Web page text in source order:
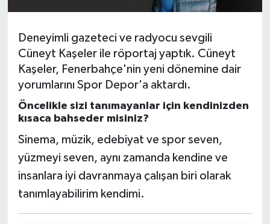
Deneyimli gazeteci ve radyocu sevgili
Cüneyt Kaşeler ile röportaj yaptık. Cüneyt
Kaşeler, Fenerbahçe'nin yeni dönemine dair
yorumlarını Spor Depor'a aktardı.
Öncelikle sizi tanımayanlar için kendinizden
kısaca bahseder misiniz?
Sinema, müzik, edebiyat ve spor seven,
yüzmeyi seven, aynı zamanda kendine ve
insanlara iyi davranmaya çalışan biri olarak
tanımlayabilirim kendimi.
Eredevise
Portekiz Ligi
TFF 1.Lig
Diğer Futbol Ligleri
Türkiye Basketbol Ligi